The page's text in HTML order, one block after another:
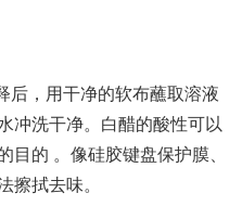
后，用干净的软布蘸取溶液
冲洗干净。白醋的酸性可以
目的 。像硅胶键盘保护膜、
擦拭去味。